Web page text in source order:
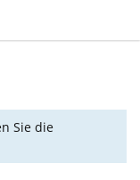
Sie die